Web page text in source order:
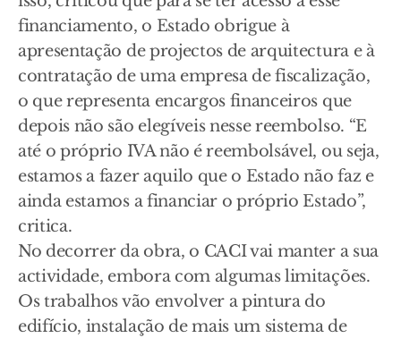
financiamento, o Estado obrigue à
apresentação de projectos de arquitectura e à
contratação de uma empresa de fiscalização,
o que representa encargos financeiros que
depois não são elegíveis nesse reembolso. “E
até o próprio IVA não é reembolsável, ou seja,
estamos a fazer aquilo que o Estado não faz e
ainda estamos a financiar o próprio Estado”,
critica.
No decorrer da obra, o CACI vai manter a sua
actividade, embora com algumas limitações.
Os trabalhos vão envolver a pintura do
edifício, instalação de mais um sistema de